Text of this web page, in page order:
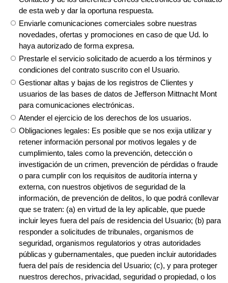
de esta web y dar la oportuna respuesta.
Enviarle comunicaciones comerciales sobre nuestras
novedades, ofertas y promociones en caso de que Ud. lo
haya autorizado de forma expresa.
Prestarle el servicio solicitado de acuerdo a los términos y
condiciones del contrato suscrito con el Usuario.
Gestionar altas y bajas de los registros de Clientes y
usuarios de las bases de datos de Jefferson Mittnacht Mont
para comunicaciones electrónicas.
Atender el ejercicio de los derechos de los usuarios.
Obligaciones legales: Es posible que se nos exija utilizar y
retener información personal por motivos legales y de
cumplimiento, tales como la prevención, detección o
investigación de un crimen, prevención de pérdidas o fraude
o para cumplir con los requisitos de auditoría interna y
externa, con nuestros objetivos de seguridad de la
información, de prevención de delitos, lo que podrá conllevar
que se traten: (a) en virtud de la ley aplicable, que puede
incluir leyes fuera del país de residencia del Usuario; (b) para
responder a solicitudes de tribunales, organismos de
seguridad, organismos regulatorios y otras autoridades
públicas y gubernamentales, que pueden incluir autoridades
fuera del país de residencia del Usuario; (c), y para proteger
nuestros derechos, privacidad, seguridad o propiedad, o los